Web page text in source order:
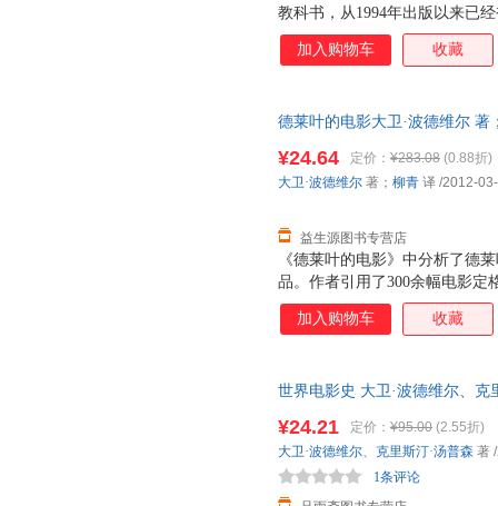
教科书，从1994年出版以来已
本。其在内容上浩繁渊博，上
片、纪录片到先锋实验电影，
别是中国电影的研究篇幅，体
针对电影产业链条上的各个部
了原著的版式和索引部分，可
加入购物车 收藏
德莱叶的电影大卫·波德维尔
《德莱叶的电影》中分析了德
品。作者引用了300余幅电影定
维尔也回溯了好莱坞传统的电
电影叙事的原则与解构。终，
¥24.64 定价： ¥283.08 (0.88折)
益生源图书专营店
大卫·波德维尔 著； 柳青 译 /2012-
加入购物车 收藏
世界电影史 大卫·波德维尔、
¥24.21 定价： ¥95.00 (2.55折)
1条评论
大卫·波德维尔、 克里斯汀·汤普森 著